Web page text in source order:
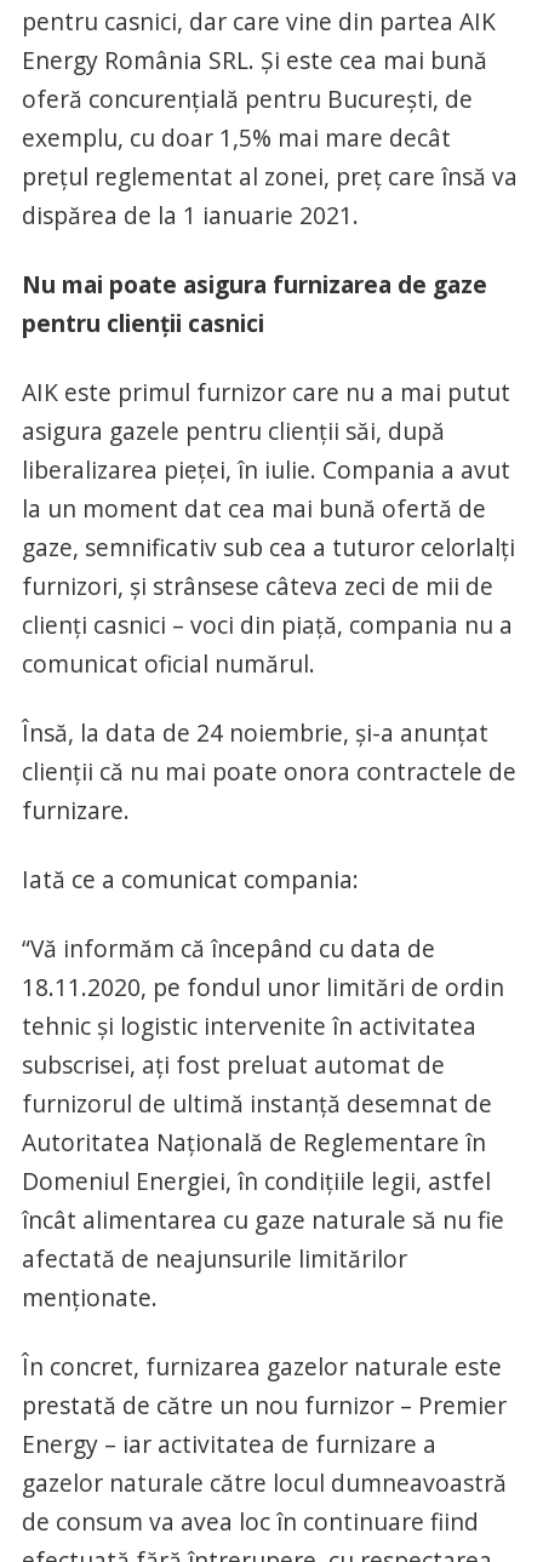
pentru casnici, dar care vine din partea AIK
Energy România SRL. Și este cea mai bună
oferă concurențială pentru București, de
exemplu, cu doar 1,5% mai mare decât
prețul reglementat al zonei, preț care însă va
dispărea de la 1 ianuarie 2021.
Nu mai poate asigura furnizarea de gaze
pentru clienții casnici
AIK este primul furnizor care nu a mai putut
asigura gazele pentru clienții săi, după
liberalizarea pieței, în iulie. Compania a avut
la un moment dat cea mai bună ofertă de
gaze, semnificativ sub cea a tuturor celorlalți
furnizori, și strânsese câteva zeci de mii de
clienți casnici – voci din piață, compania nu a
comunicat oficial numărul.
Însă, la data de 24 noiembrie, și-a anunțat
clienții că nu mai poate onora contractele de
furnizare.
Iată ce a comunicat compania:
“Vă informăm că începând cu data de
18.11.2020, pe fondul unor limitări de ordin
tehnic și logistic intervenite în activitatea
subscrisei, ați fost preluat automat de
furnizorul de ultimă instanță desemnat de
Autoritatea Națională de Reglementare în
Domeniul Energiei, în condițiile legii, astfel
încât alimentarea cu gaze naturale să nu fie
afectată de neajunsurile limitărilor
menționate.
În concret, furnizarea gazelor naturale este
prestată de către un nou furnizor – Premier
Energy – iar activitatea de furnizare a
gazelor naturale către locul dumneavoastră
de consum va avea loc în continuare fiind